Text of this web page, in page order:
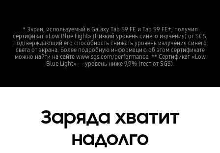
* Экран, используемый в Galaxy Tab S9 FE и Tab S9 FE+, получил
сертификат «Low Blue Light» (Низкий уровень синего изучения) от SGS,
подтверждающий его способность снижать уровень излучения синего
света от экрана. Более подробную информацию об этом сертификате
можно найти на сайте www.sgs.com/performance. ** Сертификат «Low
Blue Light» — уровень ниже 9,9% (тест от SGS).
Заряда хватит
надолго